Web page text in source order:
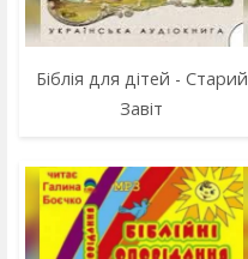
Біблія для дітей - Старий
Завіт